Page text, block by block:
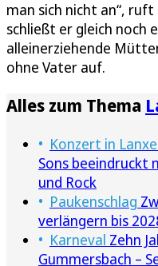
man sich nicht an“,
schließt er gleich noch
alleinerziehende
ohne Vater auf.
Alles zum Thema
Konzert in
Sons beeindruckt
und Rock
Paukenschlag
verlängern bis
Karneval Zehn
Gummersbach –